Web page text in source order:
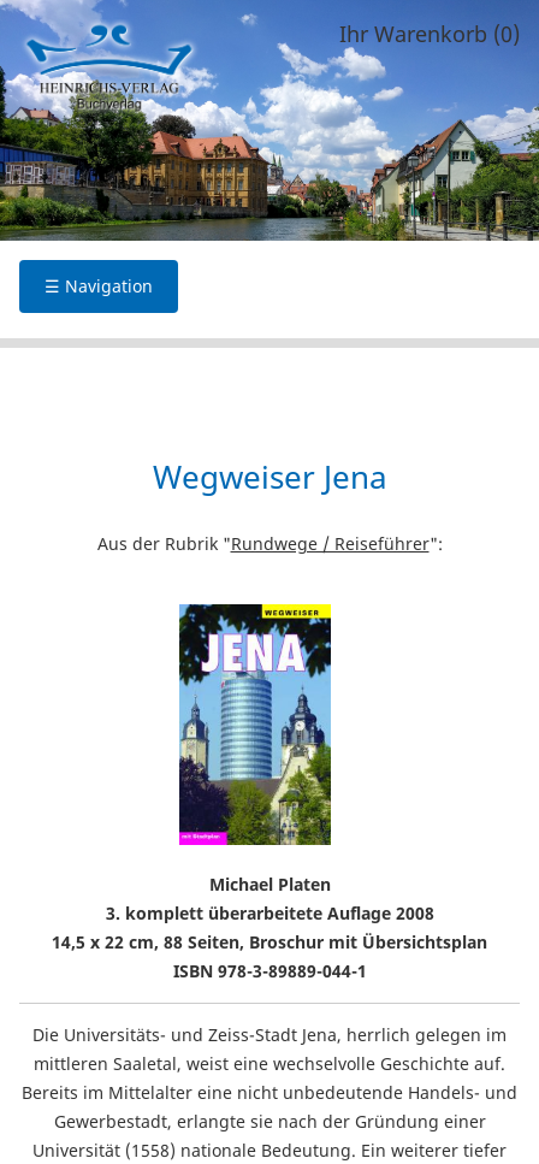
Ihr Warenkorb (0)
☰ Navigation
Wegweiser Jena
Aus der Rubrik "Rundwege / Reiseführer":
Michael Platen
3. komplett überarbeitete Auflage 2008
14,5 x 22 cm, 88 Seiten, Broschur mit Übersichtsplan
ISBN 978-3-89889-044-1
Die Universitäts- und Zeiss-Stadt Jena, herrlich gelegen im
mittleren Saaletal, weist eine wechselvolle Geschichte auf.
Bereits im Mittelalter eine nicht unbedeutende Handels- und
Gewerbestadt, erlangte sie nach der Gründung einer
Universität (1558) nationale Bedeutung. Ein weiterer tiefer